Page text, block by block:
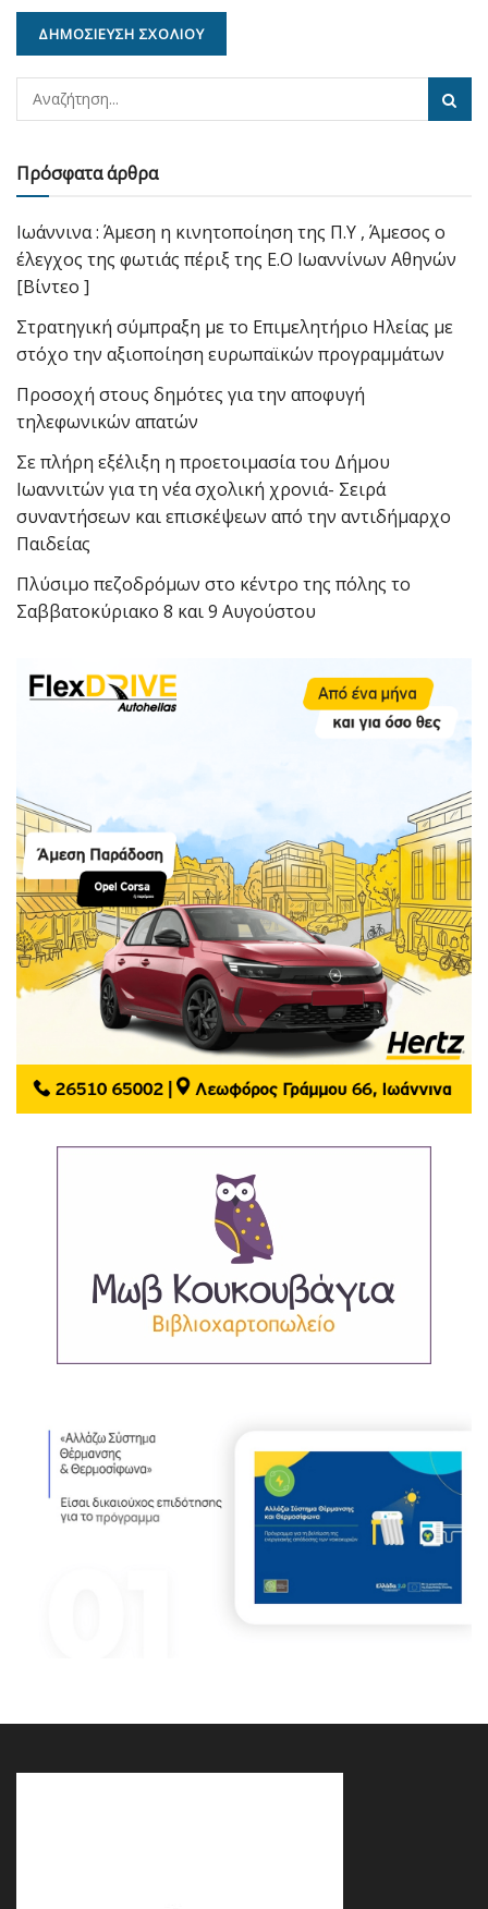
Πρόσφατα άρθρα
Ιωάννινα : Άμεση η κινητοποίηση της Π.Υ , Άμεσος ο
έλεγχος της φωτιάς πέριξ της Ε.Ο Ιωαννίνων Αθηνών
[Βίντεο ]
Στρατηγική σύμπραξη με το Επιμελητήριο Ηλείας με
στόχο την αξιοποίηση ευρωπαϊκών προγραμμάτων
Προσοχή στους δημότες για την αποφυγή
τηλεφωνικών απατών
Σε πλήρη εξέλιξη η προετοιμασία του Δήμου
Ιωαννιτών για τη νέα σχολική χρονιά- Σειρά
συναντήσεων και επισκέψεων από την αντιδήμαρχο
Παιδείας
Πλύσιμο πεζοδρόμων στο κέντρο της πόλης το
Σαββατοκύριακο 8 και 9 Αυγούστου